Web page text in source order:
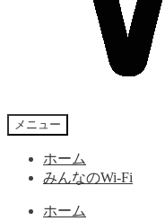
メニュー
ホーム
みんなのWi-Fi
ホーム